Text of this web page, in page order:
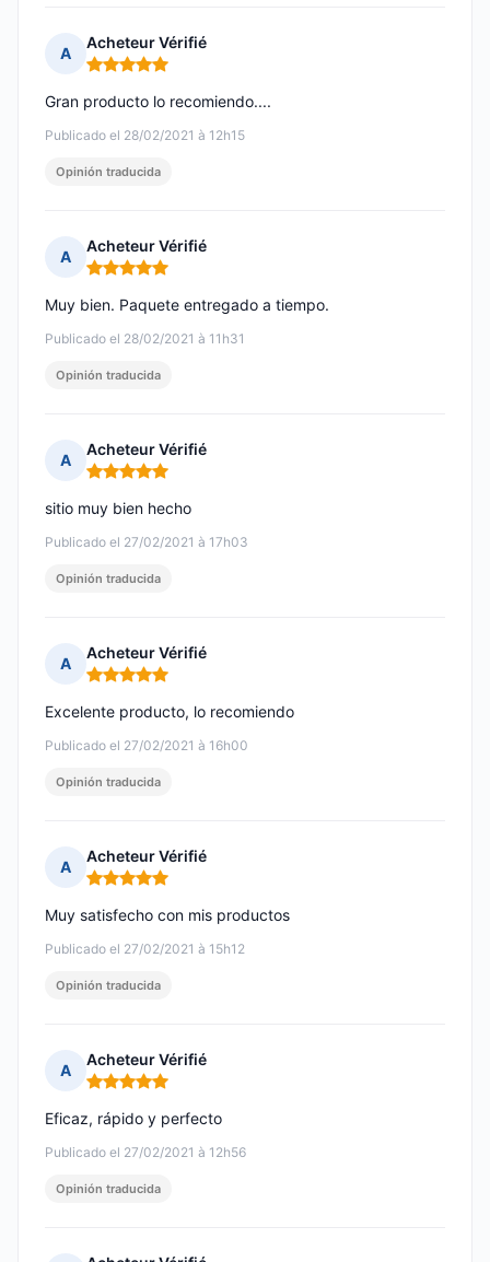
A
Acheteur Vérifié
Nota: 5 de 5
Publicado el 28/02/2021 à 12h15
Gran producto lo recomiendo....
Opinión traducida
A
Acheteur Vérifié
Nota: 5 de 5
Publicado el 28/02/2021 à 11h31
Muy bien. Paquete entregado a tiempo.
Opinión traducida
A
Acheteur Vérifié
Nota: 5 de 5
Publicado el 27/02/2021 à 17h03
sitio muy bien hecho
Opinión traducida
A
Acheteur Vérifié
Nota: 5 de 5
Publicado el 27/02/2021 à 16h00
Excelente producto, lo recomiendo
Opinión traducida
A
Acheteur Vérifié
Nota: 5 de 5
Publicado el 27/02/2021 à 15h12
Muy satisfecho con mis productos
Opinión traducida
A
Acheteur Vérifié
Nota: 5 de 5
Publicado el 27/02/2021 à 12h56
Eficaz, rápido y perfecto
Opinión traducida